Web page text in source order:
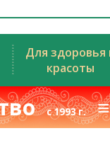
Для здоровья
красоты
с 1993 г.≡